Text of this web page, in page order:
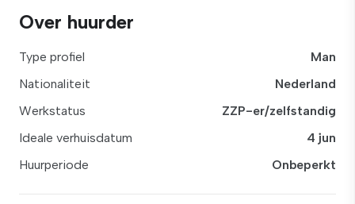
Over huurder
Type profiel
Man
Nationaliteit
Nederland
Werkstatus
ZZP-er/zelfstandig
Ideale verhuisdatum
4 jun
Huurperiode
Onbeperkt